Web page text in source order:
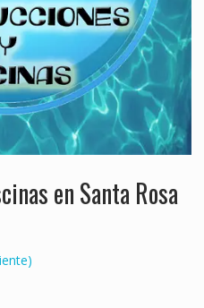
en Santa Rosa